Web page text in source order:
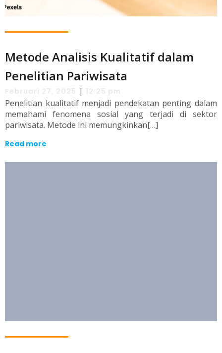
Metode Analisis Kualitatif dalam
Penelitian Pariwisata
|
Penelitian kualitatif menjadi pendekatan penting dalam
memahami fenomena sosial yang terjadi di sektor
pariwisata. Metode ini memungkinkan[…]
Read more